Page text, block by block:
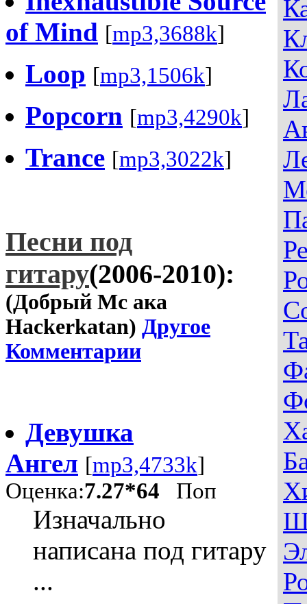
of Mind [mp3,3688k]
Loop [mp3,1506k]
Popcorn [mp3,4290k]
Trance [mp3,3022k]
Песни под
гитару(2006-2010):
(Добрый Мс ака
Hackerkatan) Другое
Комментарии
Девушка
Ангел [mp3,4733k]
Оценка:7.27*64 Поп
Изначально
написана под гитару
...